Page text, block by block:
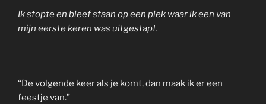
Ik stopte en bleef staan op een plek waar ik een van
mijn eerste keren was uitgestapt.
“De volgende keer als je komt, dan maak ik er een
feestje van.”